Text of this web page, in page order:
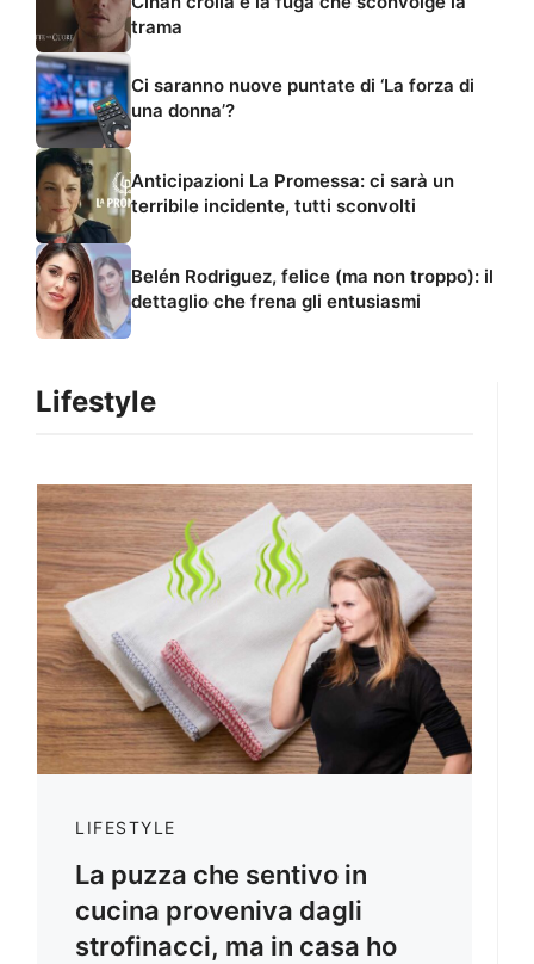
trama
Ci saranno nuove puntate di ‘La forza di
una donna’?
Anticipazioni La Promessa: ci sarà un
terribile incidente, tutti sconvolti
Belén Rodriguez, felice (ma non troppo): il
dettaglio che frena gli entusiasmi
Lifestyle
LIFESTYLE
La puzza che sentivo in
cucina proveniva dagli
strofinacci, ma in casa ho